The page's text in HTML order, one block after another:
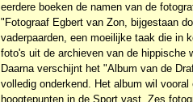
eerdere boeken de namen van de
"Fotograaf Egbert van Zon, bijgestaan
vaderpaarden, een moeilijke taak die in
foto's uit de archieven van de hippische
Daarna verschijnt het "Album van de
volledig onderkend. Het album wil
hoogtepunten in de Sport vast. Zes